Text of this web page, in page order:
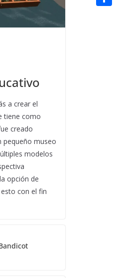
a crear el
tiene como
creado
pequeño museo
modelos
opción de
con el fin
n
a